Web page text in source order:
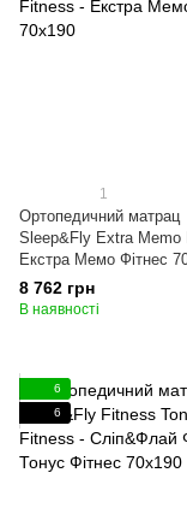
1
Ортопедичний матрац
Sleep&Fly Extra Memo
Екстра Мемо Фітнес
8 762 грн
В наявності
6
6